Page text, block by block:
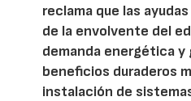
reclama que las
de la envolvente del
demanda energética y
beneficios duraderos
instalación de